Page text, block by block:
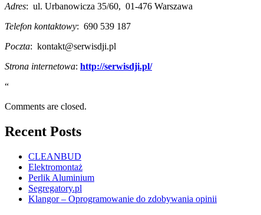
Adres: ul. Urbanowicza 35/60, 01-476 Warszawa
Telefon kontaktowy: 690 539 187
Poczta: kontakt@serwisdji.pl
Strona internetowa: http://serwisdji.pl/
“
Comments are closed.
Recent Posts
CLEANBUD
Elektromontaż
Perlik Aluminium
Segregatory.pl
Klangor – Oprogramowanie do zdobywania opinii